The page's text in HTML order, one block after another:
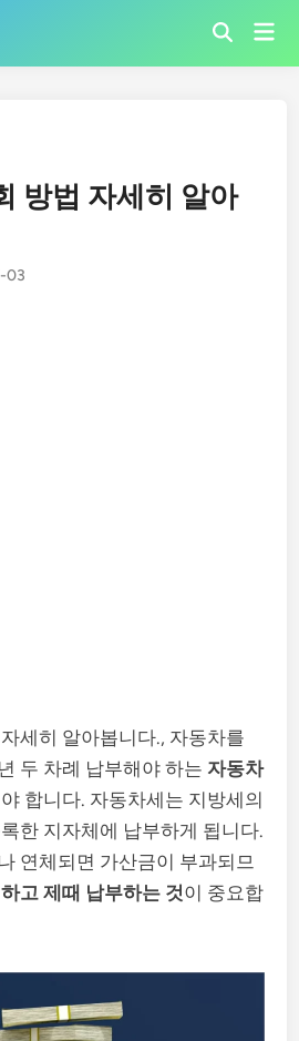
Open
방법 자세히 알아
03
세히 알아봅니다., 자동차를
두 차례 납부해야 하는 자동차
합니다. 자동차세는 지방세의
한 지자체에 납부하게 됩니다.
연체되면 가산금이 부과되므
고 제때 납부하는 것이 중요합